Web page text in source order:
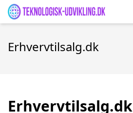
Erhvervtilsalg.dk
Erhvervtilsalg.dk